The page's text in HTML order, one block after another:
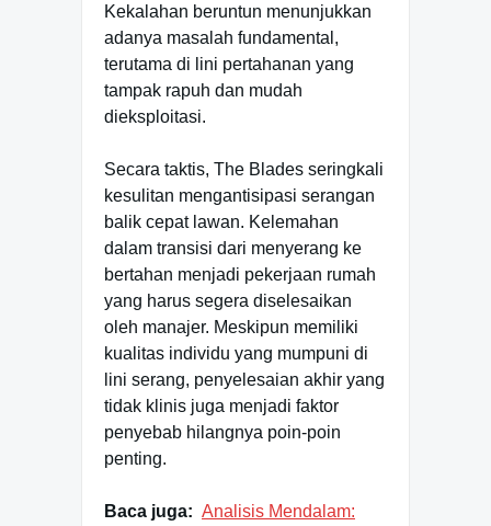
Kekalahan beruntun menunjukkan
adanya masalah fundamental,
terutama di lini pertahanan yang
tampak rapuh dan mudah
dieksploitasi.
Secara taktis, The Blades seringkali
kesulitan mengantisipasi serangan
balik cepat lawan. Kelemahan
dalam transisi dari menyerang ke
bertahan menjadi pekerjaan rumah
yang harus segera diselesaikan
oleh manajer. Meskipun memiliki
kualitas individu yang mumpuni di
lini serang, penyelesaian akhir yang
tidak klinis juga menjadi faktor
penyebab hilangnya poin-poin
penting.
Baca juga: Analisis Mendalam: